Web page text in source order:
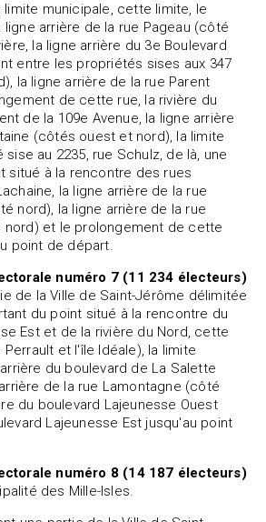
municipale, cette limite, le
arrière de la rue Pageau (côté
la ligne arrière du 3e Boulevard
entre les propriétés sises aux 347
la ligne arrière de la rue Parent
de cette rue, la rivière du
de la 109e Avenue, la ligne arrière
(côtés ouest et nord), la limite
au 2235, rue Schulz, de là, une
situé à la rencontre des rues
la ligne arrière de la rue
nord), la ligne arrière de la rue
nord) et le prolongement de cette
point de départ.
numéro 7 (11 234 électeurs)
de la Ville de Saint-Jérôme délimitée
du point situé à la rencontre du
Est et de la rivière du Nord, cette
et l'île Idéale), la limite
du boulevard de La Salette
de la rue Lamontagne (côté
du boulevard Lajeunesse Ouest
Lajeunesse Est jusqu'au point
numéro 8 (14 187 électeurs)
des Mille-Isles.